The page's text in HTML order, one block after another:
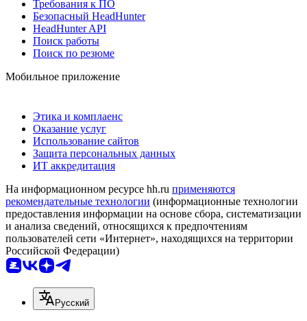
Требования к ПО
Безопасный HeadHunter
HeadHunter API
Поиск работы
Поиск по резюме
Мобильное приложение
Этика и комплаенс
Оказание услуг
Использование сайтов
Защита персональных данных
ИТ аккредитация
На информационном ресурсе hh.ru применяются
рекомендательные технологии (информационные технологии
предоставления информации на основе сбора, систематизации
и анализа сведений, относящихся к предпочтениям
пользователей сети «Интернет», находящихся на территории
Российской Федерации)
Русский